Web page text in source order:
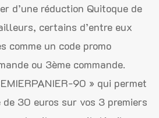
d’une réduction Quitoque de
certains d’entre eux
comme un code promo
ou 3ème commande.
90 » qui permet
de 30 euros sur vos 3 premiers